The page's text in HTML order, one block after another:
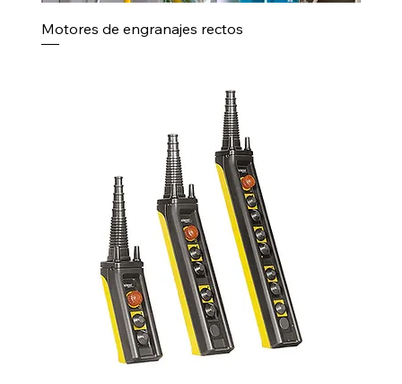
Motores de engranajes rectos